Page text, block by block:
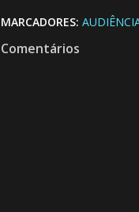
MARCADORES:
Comentários